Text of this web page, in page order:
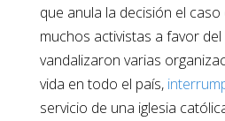
que anula la decisión el caso
muchos activistas a favor
vandalizaron varias
vida en todo el país,
servicio de una iglesia